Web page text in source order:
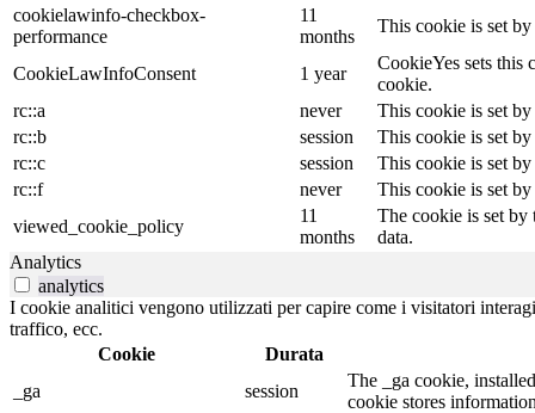
cookielawinfo-checkbox-
performance
11
months
This cookie is set
CookieLawInfoConsent 1 year
CookieYes sets this
cookie.
rc::a
never
This cookie is set
rc::b
session
This cookie is set
rc::c
session
This cookie is set
rc::f
never
This cookie is set
viewed_cookie_policy
11
months
The cookie is set by
data.
Analytics
analytics
I cookie analitici vengono utilizzati per capire come i visitatori
traffico, ecc.
Cookie
Durata
_ga
session
The _ga cookie,
cookie stores